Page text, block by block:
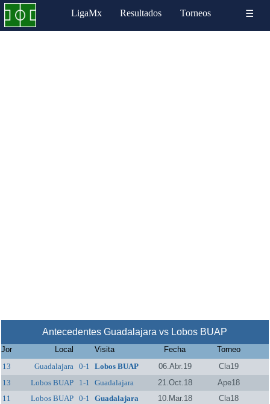
LigaMx Resultados Torneos ☰
Antecedentes Guadalajara vs Lobos BUAP
Jor Local Visita Fecha
Torneo
13
Guadalajara 0-1 Lobos BUAP 06.Abr.19
Cla19
13
Lobos BUAP 1-1 Guadalajara 21.Oct.18
Ape18
11
Lobos BUAP 0-1 Guadalajara 10.Mar.18
Cla18